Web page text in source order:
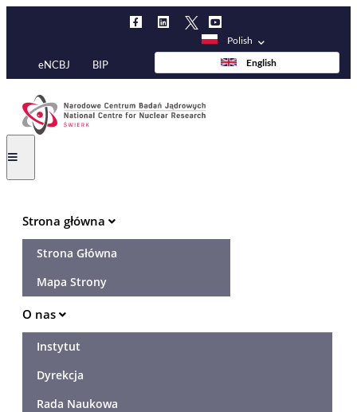
eNCBJ BIP
Polish
English
navigation
Strona główna
Strona Główna
Mapa Strony
O nas
Instytut
Dyrekcja
Rada Naukowa